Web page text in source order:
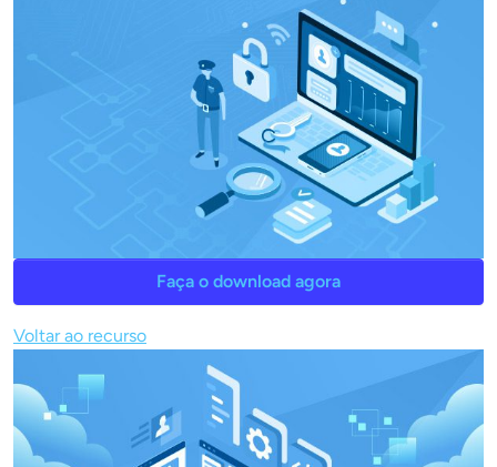
Faça o download agora
Voltar ao recurso